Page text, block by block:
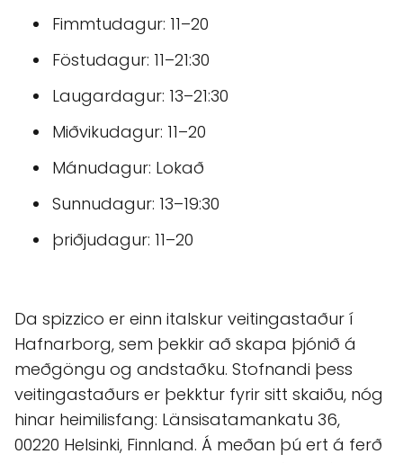
Fimmtudagur: 11–20
Föstudagur: 11–21:30
Laugardagur: 13–21:30
Miðvikudagur: 11–20
Mánudagur: Lokað
Sunnudagur: 13–19:30
þriðjudagur: 11–20
Da spizzico er einn italskur veitingastaður í
Hafnarborg, sem þekkir að skapa þjónið á
meðgöngu og andstaðku. Stofnandi þess
veitingastaðurs er þekktur fyrir sitt skaiðu, nóg
hinar heimilisfang: Länsisatamankatu 36,
00220 Helsinki, Finnland. Á meðan þú ert á ferð